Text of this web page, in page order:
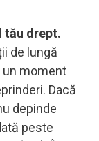
tău drept.
de lungă
un moment
Dacă
depinde
peste